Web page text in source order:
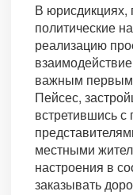
В юрисдикциях,
политические
реализацию
важным
Пейсес,
встретившись с
местными
настроения в
заказывать